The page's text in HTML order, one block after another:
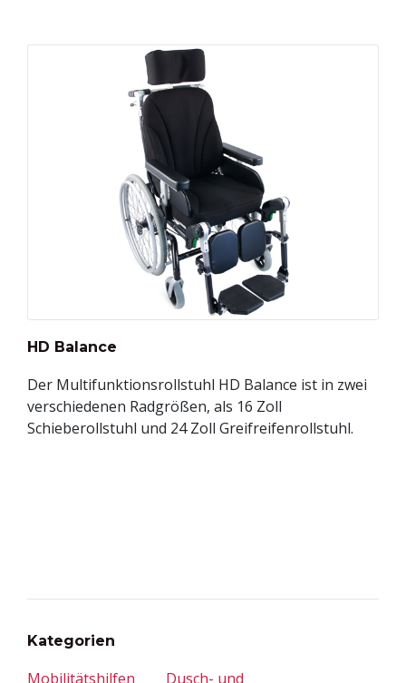
HD Balance
Der Multifunktionsrollstuhl HD Balance ist in zwei
verschiedenen Radgrößen, als 16 Zoll
Schieberollstuhl und 24 Zoll Greifreifenrollstuhl.
Kategorien
Mobilitätshilfen Dusch- und